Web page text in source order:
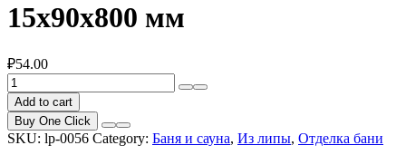
15x90x800 мм
₽54.00
Вагонка
липа
сорт
Э
15x90x800
Add to cart
Buy One Click
SKU: lp-0056 Category: Баня и сауна, Из липы, Отделка бани